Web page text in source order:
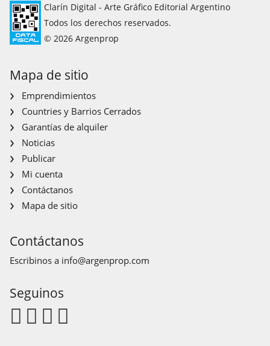
Clarín Digital - Arte Gráfico Editorial Argentino
Todos los derechos reservados.
© 2026 Argenprop
Mapa de sitio
Emprendimientos
Countries y Barrios Cerrados
Garantías de alquiler
Noticias
Publicar
Mi cuenta
Contáctanos
Mapa de sitio
Contáctanos
Escribinos a info@argenprop.com
Seguinos